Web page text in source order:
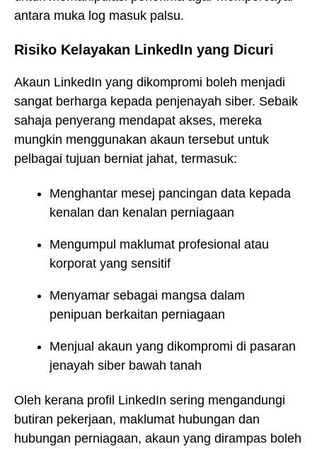
antara muka log masuk palsu.
Risiko Kelayakan LinkedIn yang Dicuri
Akaun LinkedIn yang dikompromi boleh menjadi
sangat berharga kepada penjenayah siber. Sebaik
sahaja penyerang mendapat akses, mereka
mungkin menggunakan akaun tersebut untuk
pelbagai tujuan berniat jahat, termasuk:
Menghantar mesej pancingan data kepada
kenalan dan kenalan perniagaan
Mengumpul maklumat profesional atau
korporat yang sensitif
Menyamar sebagai mangsa dalam
penipuan berkaitan perniagaan
Menjual akaun yang dikompromi di pasaran
jenayah siber bawah tanah
Oleh kerana profil LinkedIn sering mengandungi
butiran pekerjaan, maklumat hubungan dan
hubungan perniagaan, akaun yang dirampas boleh